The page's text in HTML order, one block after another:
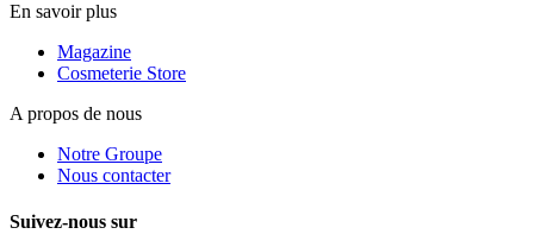
En savoir plus
Magazine
Cosmeterie Store
A propos de nous
Notre Groupe
Nous contacter
Suivez-nous sur